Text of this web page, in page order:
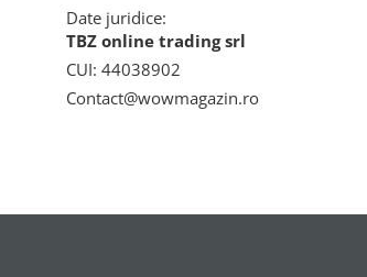
Date juridice:
TBZ online trading srl
CUI: 44038902
Contact@wowmagazin.ro